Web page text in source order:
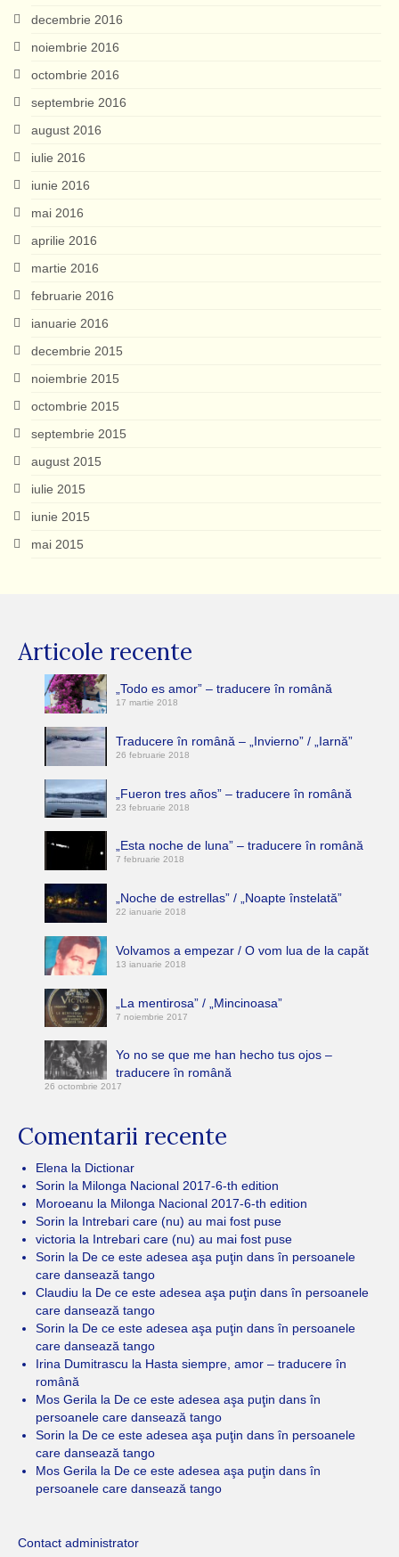
decembrie 2016
noiembrie 2016
octombrie 2016
septembrie 2016
august 2016
iulie 2016
iunie 2016
mai 2016
aprilie 2016
martie 2016
februarie 2016
ianuarie 2016
decembrie 2015
noiembrie 2015
octombrie 2015
septembrie 2015
august 2015
iulie 2015
iunie 2015
mai 2015
Articole recente
„Todo es amor” – traducere în română
17 martie 2018
Traducere în română – „Invierno” / „Iarnă”
26 februarie 2018
„Fueron tres años” – traducere în română
23 februarie 2018
„Esta noche de luna” – traducere în română
7 februarie 2018
„Noche de estrellas” / „Noapte înstelată”
22 ianuarie 2018
Volvamos a empezar / O vom lua de la capăt
13 ianuarie 2018
„La mentirosa” / „Mincinoasa”
7 noiembrie 2017
Yo no se que me han hecho tus ojos –
traducere în română
26 octombrie 2017
Comentarii recente
Elena la Dictionar
Sorin la Milonga Nacional 2017-6-th edition
Moroeanu la Milonga Nacional 2017-6-th edition
Sorin la Intrebari care (nu) au mai fost puse
victoria la Intrebari care (nu) au mai fost puse
Sorin la De ce este adesea aşa puţin dans în persoanele
care dansează tango
Claudiu la De ce este adesea aşa puţin dans în persoanele
care dansează tango
Sorin la De ce este adesea aşa puţin dans în persoanele
care dansează tango
Irina Dumitrascu la Hasta siempre, amor – traducere în
română
Mos Gerila la De ce este adesea aşa puţin dans în
persoanele care dansează tango
Sorin la De ce este adesea aşa puţin dans în persoanele
care dansează tango
Mos Gerila la De ce este adesea aşa puţin dans în
persoanele care dansează tango
Contact administrator